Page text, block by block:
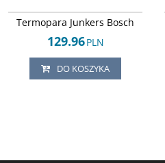
Termopara Junkers Bosch
129.96PLN
DO KOSZYKA